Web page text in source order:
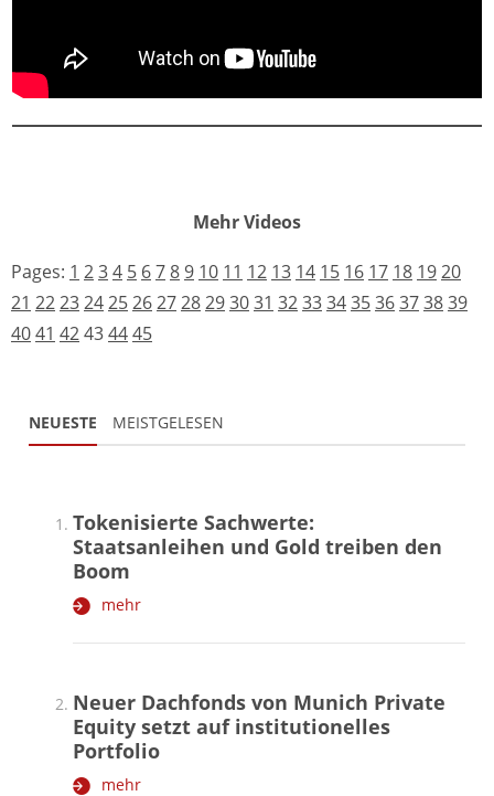
Mehr Videos
Pages: 1 234 5 678 9 10 11 12 13 14 15 16 17 18 1920
21 22232425262728293031 3233343536373839
4041 42434445
NEUESTE MEISTGELESEN
Tokenisierte Sachwerte:
Staatsanleihen und Gold treiben den
Boom
mehr
Neuer Dachfonds von Munich Private
Equity setzt auf institutionelles
Portfolio
mehr